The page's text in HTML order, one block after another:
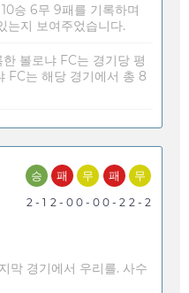
승 6무 9패를 기록하며
는지 보여주었습니다.
볼로냐 FC는 경기당 평
FC는 해당 경기에서 총 8
승
2 - 1
패
2 - 0
무
0 - 0
패
0 - 2
무
2 - 2
막 경기에서 우리를. 사수